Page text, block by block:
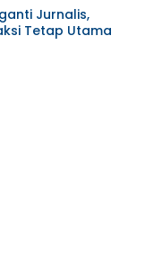
Jurnalis,
Tetap Utama